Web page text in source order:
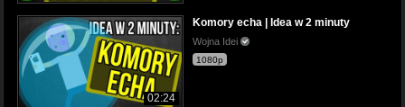
02:24
Komory echa | Idea w 2 minuty
Wojna Idei
1080p